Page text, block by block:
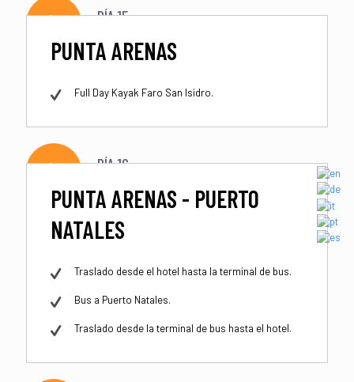
DÍA 15
PUNTA ARENAS
Full Day Kayak Faro San Isidro.
DÍA 16
PUNTA ARENAS - PUERTO
NATALES
Traslado desde el hotel hasta la terminal de bus.
Bus a Puerto Natales.
Traslado desde la terminal de bus hasta el hotel.